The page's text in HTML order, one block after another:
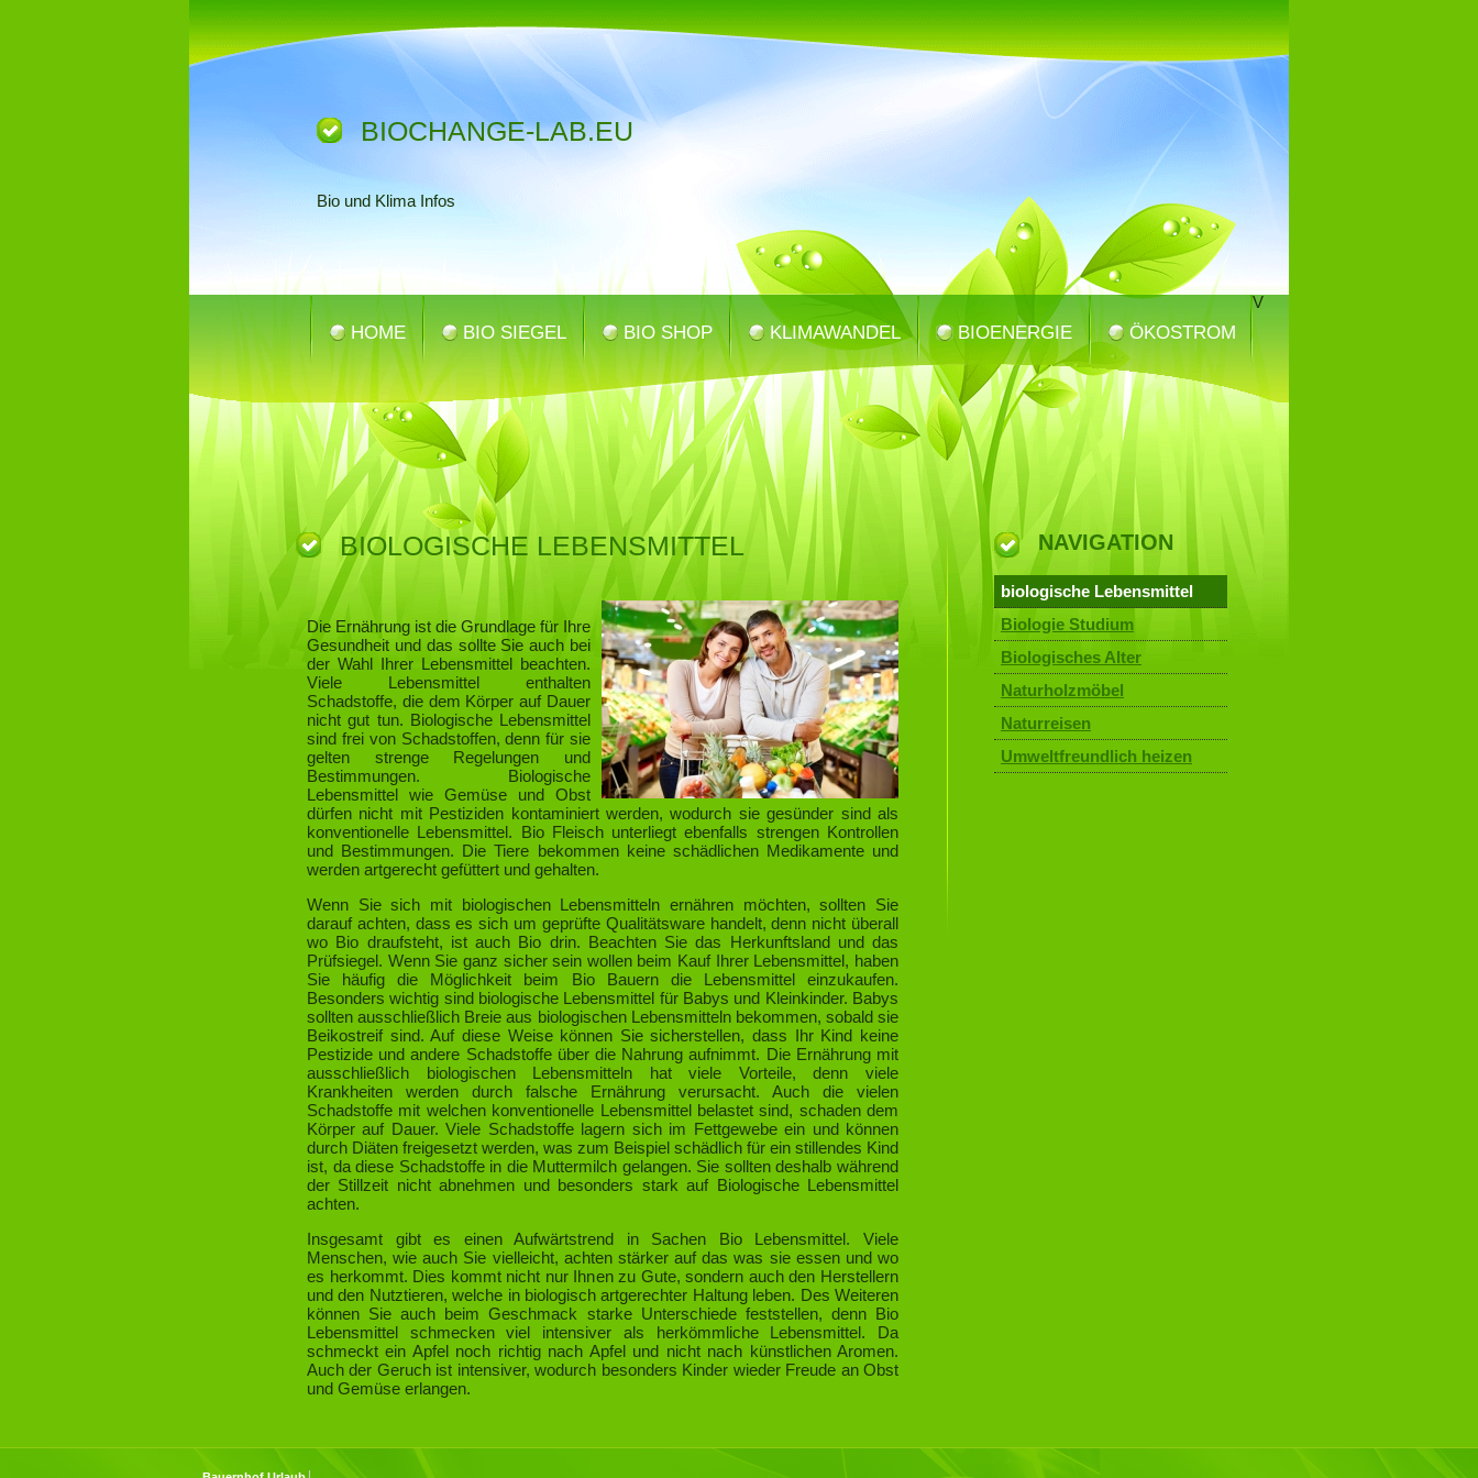
BIOCHANGE-LAB.EU
Bio und Klima Infos
HOME BIO SIEGEL BIO SHOP KLIMAWANDEL BIOENERGIE ÖKOSTROM
V
BIOLOGISCHE LEBENSMITTEL
Die Ernährung ist die Grundlage für Ihre
Gesundheit und das sollte Sie auch bei
der Wahl Ihrer Lebensmittel beachten.
Viele Lebensmittel enthalten
Schadstoffe, die dem Körper auf Dauer
nicht gut tun. Biologische Lebensmittel
sind frei von Schadstoffen, denn für sie
gelten strenge Regelungen und
Bestimmungen. Biologische
Lebensmittel wie Gemüse und Obst
dürfen nicht mit Pestiziden kontaminiert werden, wodurch sie gesünder sind als
konventionelle Lebensmittel. Bio Fleisch unterliegt ebenfalls strengen Kontrollen
und Bestimmungen. Die Tiere bekommen keine schädlichen Medikamente und
werden artgerecht gefüttert und gehalten.
Wenn Sie sich mit biologischen Lebensmitteln ernähren möchten, sollten Sie
darauf achten, dass es sich um geprüfte Qualitätsware handelt, denn nicht überall
wo Bio draufsteht, ist auch Bio drin. Beachten Sie das Herkunftsland und das
Prüfsiegel. Wenn Sie ganz sicher sein wollen beim Kauf Ihrer Lebensmittel, haben
Sie häufig die Möglichkeit beim Bio Bauern die Lebensmittel einzukaufen.
Besonders wichtig sind biologische Lebensmittel für Babys und Kleinkinder. Babys
sollten ausschließlich Breie aus biologischen Lebensmitteln bekommen, sobald sie
Beikostreif sind. Auf diese Weise können Sie sicherstellen, dass Ihr Kind keine
Pestizide und andere Schadstoffe über die Nahrung aufnimmt. Die Ernährung mit
ausschließlich biologischen Lebensmitteln hat viele Vorteile, denn viele
Krankheiten werden durch falsche Ernährung verursacht. Auch die vielen
Schadstoffe mit welchen konventionelle Lebensmittel belastet sind, schaden dem
Körper auf Dauer. Viele Schadstoffe lagern sich im Fettgewebe ein und können
durch Diäten freigesetzt werden, was zum Beispiel schädlich für ein stillendes Kind
ist, da diese Schadstoffe in die Muttermilch gelangen. Sie sollten deshalb während
der Stillzeit nicht abnehmen und besonders stark auf Biologische Lebensmittel
achten.
Insgesamt gibt es einen Aufwärtstrend in Sachen Bio Lebensmittel. Viele
Menschen, wie auch Sie vielleicht, achten stärker auf das was sie essen und wo
es herkommt. Dies kommt nicht nur Ihnen zu Gute, sondern auch den Herstellern
und den Nutztieren, welche in biologisch artgerechter Haltung leben. Des Weiteren
können Sie auch beim Geschmack starke Unterschiede feststellen, denn Bio
Lebensmittel schmecken viel intensiver als herkömmliche Lebensmittel. Da
schmeckt ein Apfel noch richtig nach Apfel und nicht nach künstlichen Aromen.
Auch der Geruch ist intensiver, wodurch besonders Kinder wieder Freude an Obst
und Gemüse erlangen.
NAVIGATION
biologische Lebensmittel
Biologie Studium
Biologisches Alter
Naturholzmöbel
Naturreisen
Umweltfreundlich heizen